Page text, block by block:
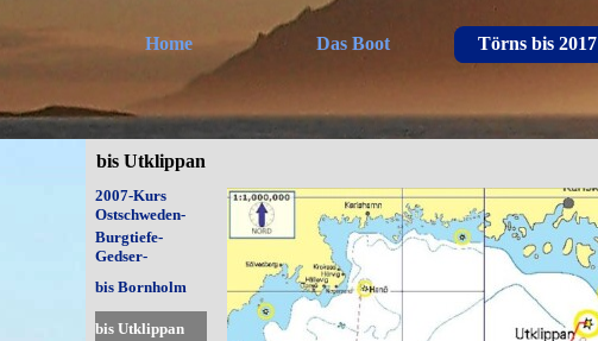
Home Das Boot ▼
Törns bis 2017
bis Utklippan
Menü überspringen
2007-Kurs
Ostschweden-
Aaland
Burgtiefe-
Gedser-
bis Bornholm
bis Utklippan